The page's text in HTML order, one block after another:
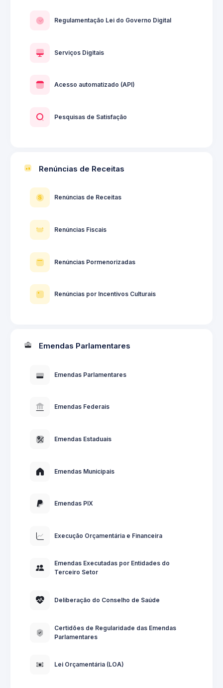
Regulamentação Lei do Governo Digital
Serviços Digitais
Acesso automatizado (API)
Pesquisas de Satisfação
Renúncias de Receitas
Renúncias de Receitas
Renúncias Fiscais
Renúncias Pormenorizadas
Renúncias por Incentivos Culturais
Emendas Parlamentares
Emendas Parlamentares
Emendas Federais
Emendas Estaduais
Emendas Municipais
Emendas PIX
Execução Orçamentária e Financeira
Emendas Executadas por Entidades do
Terceiro Setor
Deliberação do Conselho de Saúde
Certidões de Regularidade das Emendas
Parlamentares
Lei Orçamentária (LOA)